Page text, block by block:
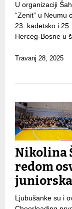
U organizaciji
“Zenit” u Neumu
23. kadetsko i
Herceg-Bosne u
Travanj 28, 2025
Nikolina
redom
Ljubušanke su i